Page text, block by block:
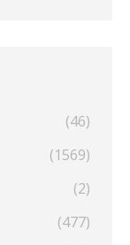
(46)
(1569)
(2)
(477)